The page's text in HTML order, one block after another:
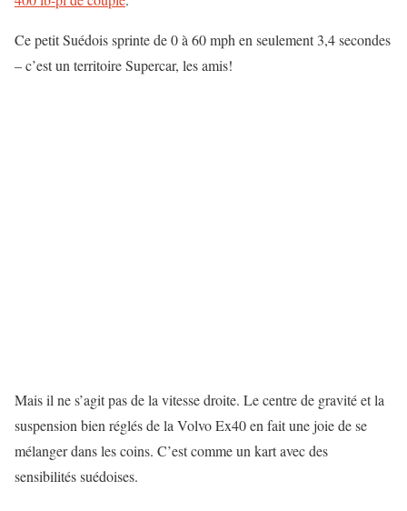
Ce petit Suédois sprinte de 0 à 60 mph en seulement 3,4 secondes
– c’est un territoire Supercar, les amis!
Mais il ne s’agit pas de la vitesse droite. Le centre de gravité et la
suspension bien réglés de la Volvo Ex40 en fait une joie de se
mélanger dans les coins. C’est comme un kart avec des
sensibilités suédoises.